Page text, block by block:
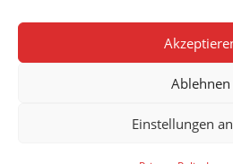
Ablehnen
Einstellungen
Unser Digitalpartner: